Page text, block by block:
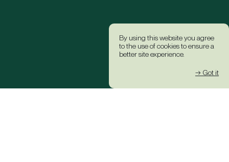
By using this website you agree
to the use of cookies to ensure a
better site experience.
→ Got it